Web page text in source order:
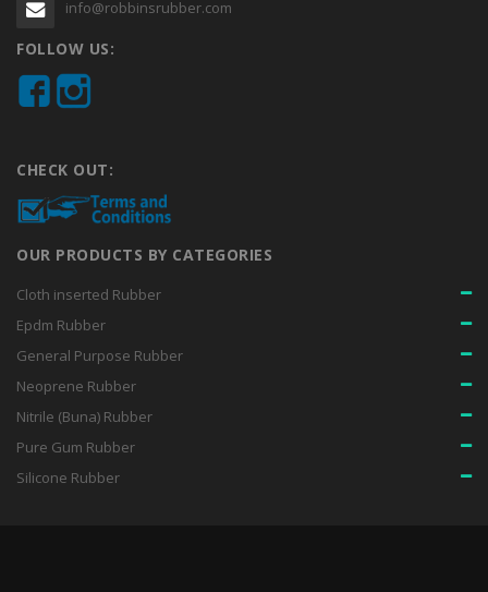
info@robbinsrubber.com
FOLLOW US:
CHECK OUT:
OUR PRODUCTS BY CATEGORIES
Cloth inserted Rubber
Epdm Rubber
General Purpose Rubber
Neoprene Rubber
Nitrile (Buna) Rubber
Pure Gum Rubber
Silicone Rubber